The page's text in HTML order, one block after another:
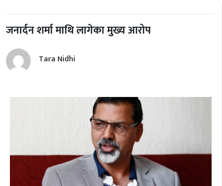
जनार्दन शर्मा माथि लागेका मुख्य आरोप
Tara Nidhi